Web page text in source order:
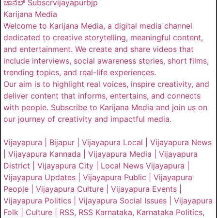
ಚಾನೆಲ್ Subscrvijayapurbjp
Karijana Media
Welcome to Karijana Media, a digital media channel
dedicated to creative storytelling, meaningful content,
and entertainment. We create and share videos that
include interviews, social awareness stories, short films,
trending topics, and real-life experiences.
Our aim is to highlight real voices, inspire creativity, and
deliver content that informs, entertains, and connects
with people. Subscribe to Karijana Media and join us on
our journey of creativity and impactful media.
Vijayapura | Bijapur | Vijayapura Local | Vijayapura News
| Vijayapura Kannada | Vijayapura Media | Vijayapura
District | Vijayapura City | Local News Vijayapura |
Vijayapura Updates | Vijayapura Public | Vijayapura
People | Vijayapura Culture | Vijayapura Events |
Vijayapura Politics | Vijayapura Social Issues | Vijayapura
Folk | Culture | RSS, RSS Karnataka, Karnataka Politics,